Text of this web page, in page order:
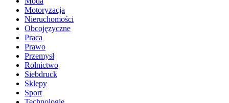
Motoryzacja
Nieruchomości
Obcojęzyczne
Praca
Prawo
Przemysł
Rolnictwo
Siebdruck
Sklepy
Sport